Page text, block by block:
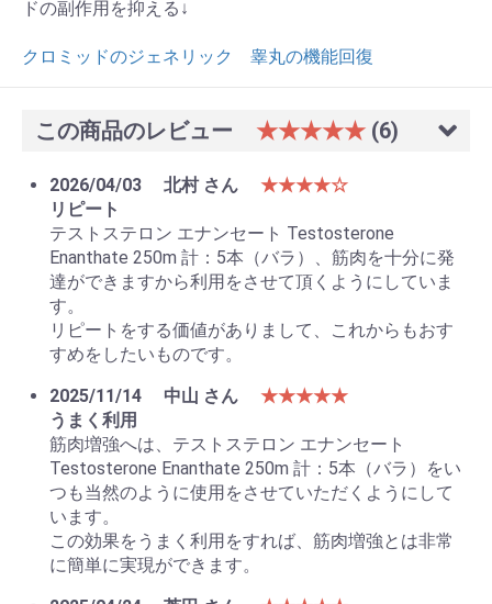
ドの副作用を抑える↓
クロミッドのジェネリック 睾丸の機能回復
この商品のレビュー ★★★★★ (6)
2026/04/03 北村 さん
★★★★☆
リピート
テストステロン エナンセート Testosterone
Enanthate 250m 計：5本（バラ）、筋肉を十分に発
達ができますから利用をさせて頂くようにしていま
す。
リピートをする価値がありまして、これからもおす
すめをしたいものです。
2025/11/14
中山 さん
★★★★★
うまく利用
筋肉増強へは、テストステロン エナンセート
Testosterone Enanthate 250m 計：5本（バラ）をい
つも当然のように使用をさせていただくようにして
います。
この効果をうまく利用をすれば、筋肉増強とは非常
に簡単に実現ができます。